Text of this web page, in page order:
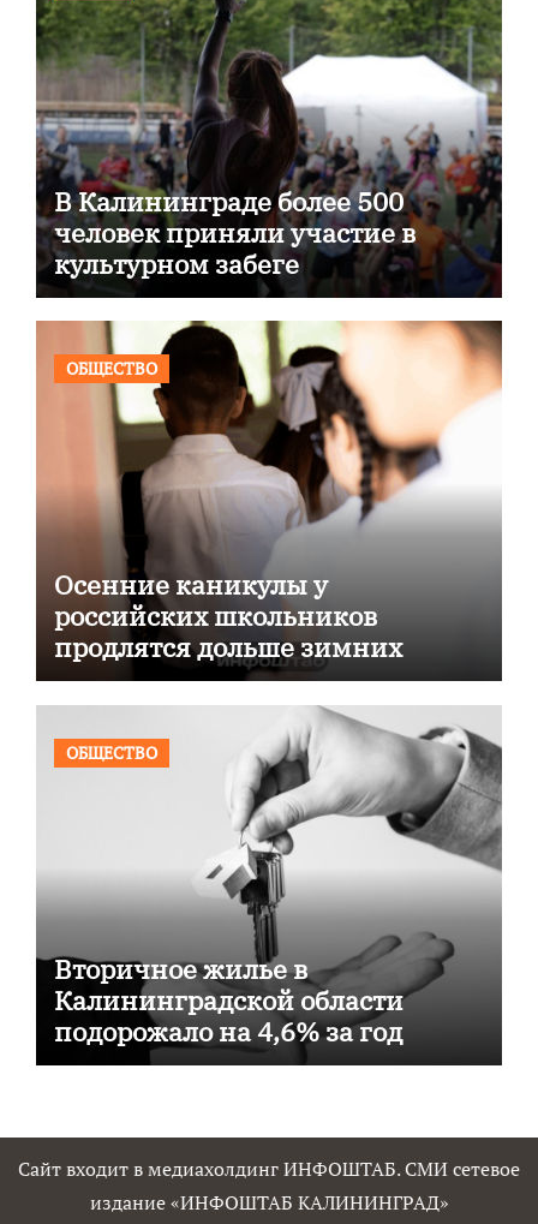
В Калининграде более 500
человек приняли участие в
культурном забеге
ОБЩЕСТВО
Осенние каникулы у
российских школьников
продлятся дольше зимних
ОБЩЕСТВО
Вторичное жилье в
Калининградской области
подорожало на 4,6% за год
Сайт входит в медиахолдинг ИНФОШТАБ. СМИ сетевое
издание «ИНФОШТАБ КАЛИНИНГРАД»